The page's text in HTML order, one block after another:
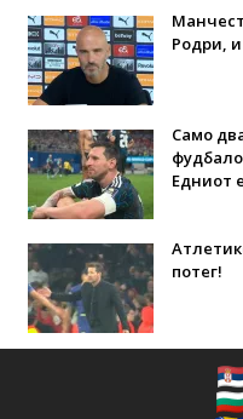
Родри,
Само
Едниот
потег!